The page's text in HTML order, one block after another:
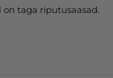
taga riputusaasad.